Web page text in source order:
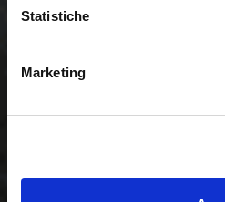
Statistiche
Marketing